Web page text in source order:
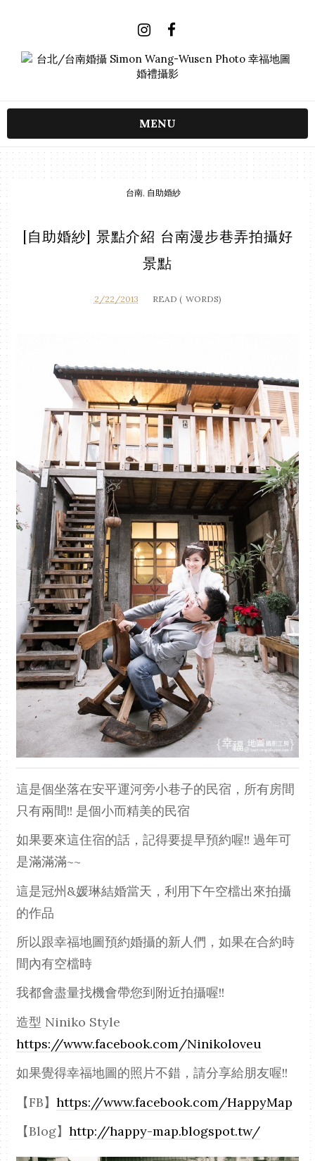
MENU
台南 自助婚紗
[自助婚紗] 景點介紹 台南漫步巷弄拍攝好
景點
2/22/2013 READ ( WORDS)
這是個坐落在安平運河旁小巷子的民宿，所有房間
只有兩間!! 是個小而精美的民宿
如果要來這住宿的話，記得要提早預約喔!! 過年可
是滿滿滿~~
這是冠州&媛琳結婚當天，利用下午空檔出來拍攝
的作品
所以跟幸福地圖預約婚攝的新人們，如果在合約時
間內有空檔時
我都會盡量找機會帶您到附近拍攝喔!!
造型 Niniko Style
https://www.facebook.com/Ninikoloveu
如果覺得幸福地圖的照片不錯，請分享給朋友喔!!
【FB】https://www.facebook.com/HappyMap
【Blog】http://happy-map.blogspot.tw/